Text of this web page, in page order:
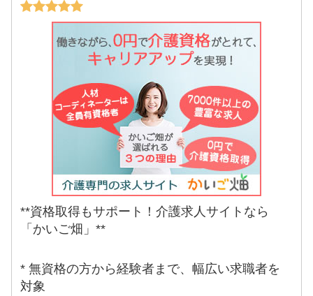
**資格取得もサポート！介護求人サイトなら
「かいご畑」**
* 無資格の方から経験者まで、幅広い求職者を
対象